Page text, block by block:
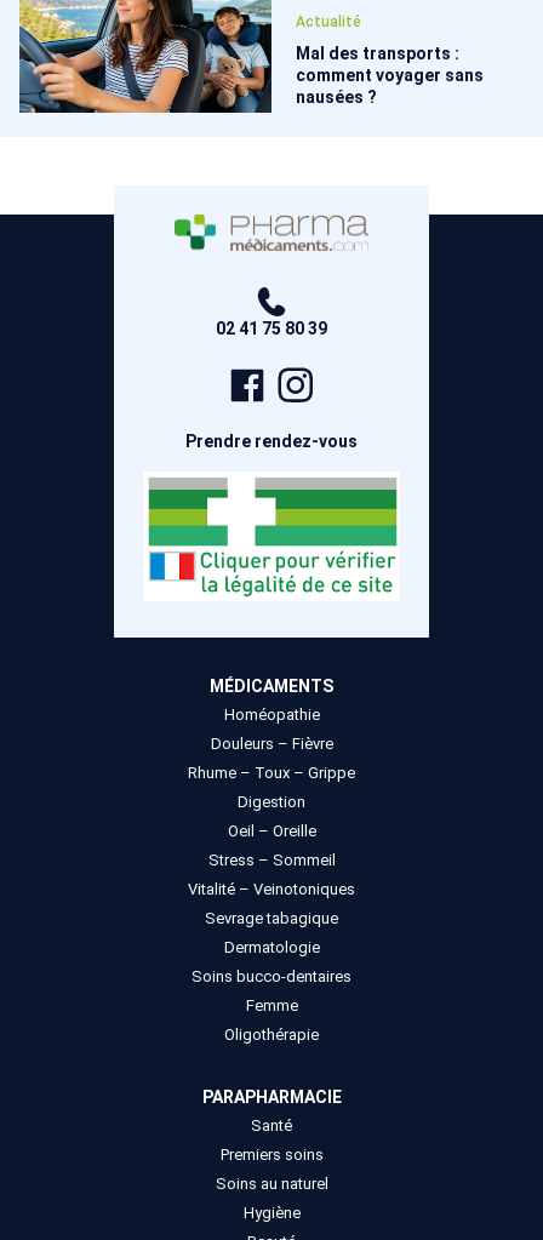
Actualité
Mal des transports :
comment voyager sans
nausées ?
02 41 75 80 39
Page
Facebook
Prendre rendez-vous
MÉDICAMENTS
Homéopathie
Douleurs – Fièvre
Rhume – Toux – Grippe
Digestion
Oeil – Oreille
Stress – Sommeil
Vitalité – Veinotoniques
Sevrage tabagique
Dermatologie
Soins bucco-dentaires
Femme
Oligothérapie
PARAPHARMACIE
Santé
Premiers soins
Soins au naturel
Hygiène